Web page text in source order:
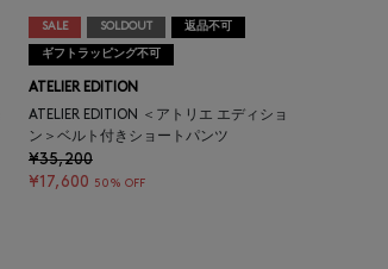
SALE SOLDOUT 返品不可
ギフトラッピング不可
ATELIER EDITION
ATELIER EDITION ＜アトリエ エディショ
ン＞ベルト付きショートパンツ
¥35,200
¥17,600 50% OFF